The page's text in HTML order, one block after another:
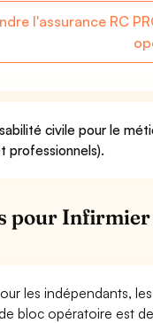
l'assurance RC
civile pour le
professionnels).
pour
les indépendants,
bloc opératoire est